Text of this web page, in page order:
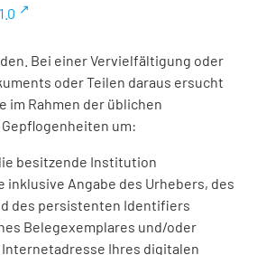
Bei einer Vervielfältigung oder
oder Teilen daraus ersucht
im Rahmen der üblichen
um:
besitzende Institution
inklusive Angabe des Urhebers, des
des persistenten Identifiers
Belegexemplares und/oder
Ihres digitalen